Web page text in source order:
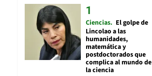
Ciencias El golpe de
Lincolao a las
humanidades,
matemática y
postdoctorados que
complica al mundo de
la ciencia